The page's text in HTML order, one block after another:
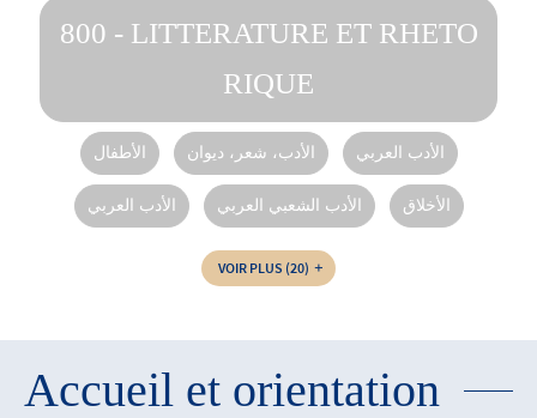
800 - LITTERATURE ET RHETO
RIQUE
الأطفال الأدب، شعر، ديوان الأدب العربي‏
الأدب العربي الأدب الشعبي العربي الأخلاق
VOIR PLUS (20)
Accueil et orientation